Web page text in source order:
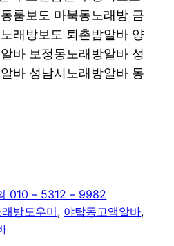
룸보도 마북동노래방 금
래방보도 퇴촌밤알바 양
바 보정동노래방알바 성
바 성남시노래방알바 동
010 – 5312 – 9982
방도우미, 야탑동고액알바